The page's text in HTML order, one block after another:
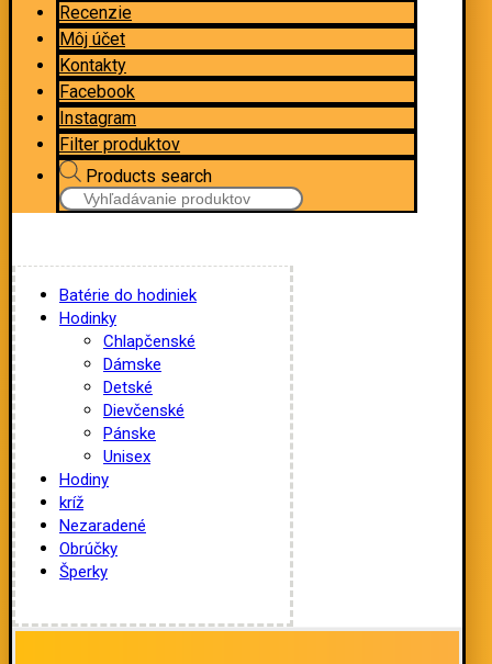
Recenzie
Môj účet
Kontakty
Facebook
Instagram
Filter produktov
Products search
Batérie do hodiniek
Hodinky
Chlapčenské
Dámske
Detské
Dievčenské
Pánske
Unisex
Hodiny
kríž
Nezaradené
Obrúčky
Šperky